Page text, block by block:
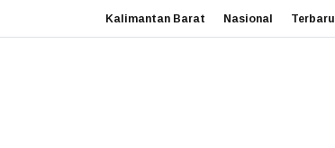
Kalimantan Barat Nasional Terbaru